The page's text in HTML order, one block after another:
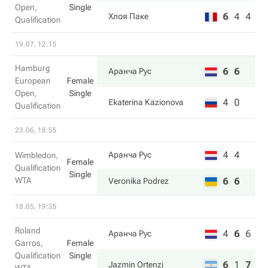
Open,
Qualification
Single
Хлоя Паке 6 4 4
19.07, 12:15
Hamburg
European
Open,
Qualification
Female
Single
Аранча Рус 6 6
Ekaterina Kazionova 4 0
23.06, 18:55
Wimbledon,
Qualification
WTA
Female
Single
Аранча Рус 4 4
Veronika Podrez 6 6
18.05, 19:35
Roland
Garros,
Qualification
Female
Single
Аранча Рус 4 6 6
Jazmin Ortenzi 6 1 7